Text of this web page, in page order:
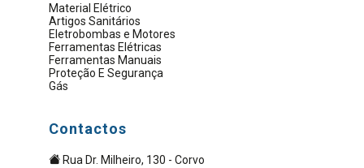
Material Elétrico
Artigos Sanitários
Eletrobombas e Motores
Ferramentas Elétricas
Ferramentas Manuais
Proteção E Segurança
Gás
Contactos
Rua Dr. Milheiro, 130 - Corvo